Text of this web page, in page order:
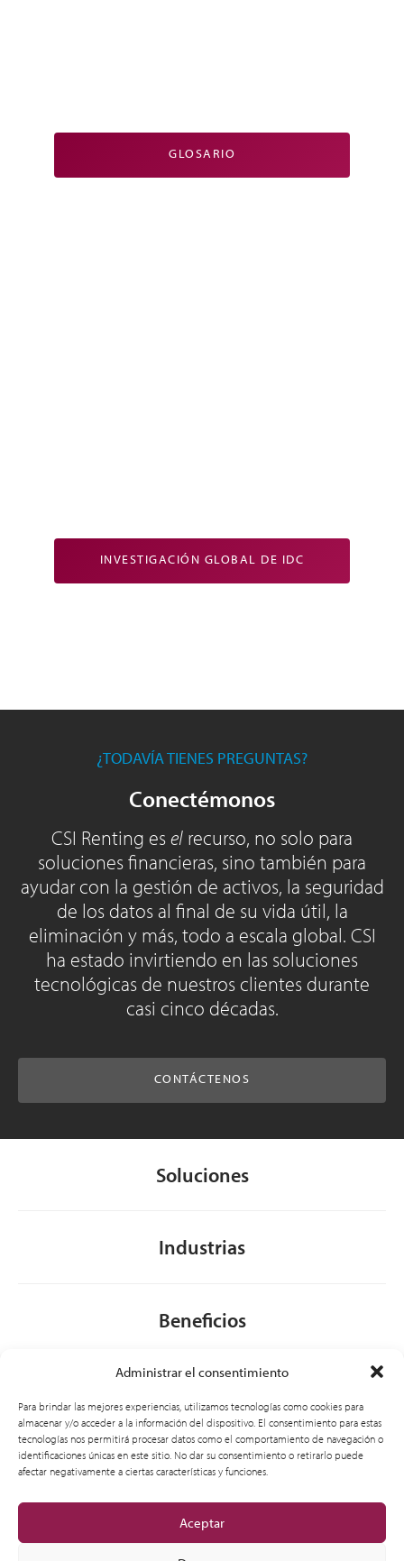
Administrar el consentimiento
Para brindar las mejores experiencias, utilizamos tecnologías como cookies para
almacenar y/o acceder a la información del dispositivo. El consentimiento para estas
tecnologías nos permitirá procesar datos como el comportamiento de navegación o
identificaciones únicas en este sitio. No dar su consentimiento o retirarlo puede
afectar negativamente a ciertas características y funciones.
Aceptar
GLOSARIO
INVESTIGACIÓN GLOBAL DE IDC
¿TODAVÍA TIENES PREGUNTAS?
Conectémonos
CSI Renting esel recurso, no solo para
soluciones financieras, sino también para
ayudar con la gestión de activos, la seguridad
de los datos al final de su vida útil, la
eliminación y más, todo a escala global. CSI
ha estado invirtiendo en las soluciones
tecnológicas de nuestros clientes durante
casi cinco décadas.
CONTÁCTENOS
Soluciones
Industrias
Beneficios
General